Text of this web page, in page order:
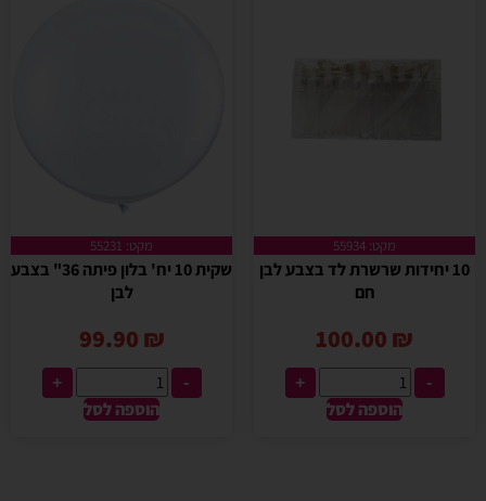
מקט: 55934
10 יחידות שרשרת לד בצבע לבן
חם
100.00 ₪
-
+
הוספה לסל
מקט: 55231
שקית 10 יח' בלון פיתה 36" בצבע
לבן
99.90 ₪
-
+
הוספה לסל